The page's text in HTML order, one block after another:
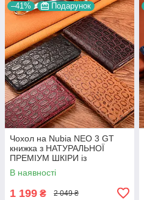
–41% Подарунок
Чохол на Nubia NEO 3 GT
книжка з НАТУРАЛЬНОЇ
ПРЕМІУМ ШКІРИ із
підставкою протиударний
магнітний "JACOSA"
В наявності
1 199 ₴ 2 049 ₴